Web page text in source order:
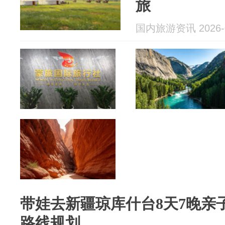
旅
国内旅游资讯
带娃去新疆琼库什台8天7晚亲